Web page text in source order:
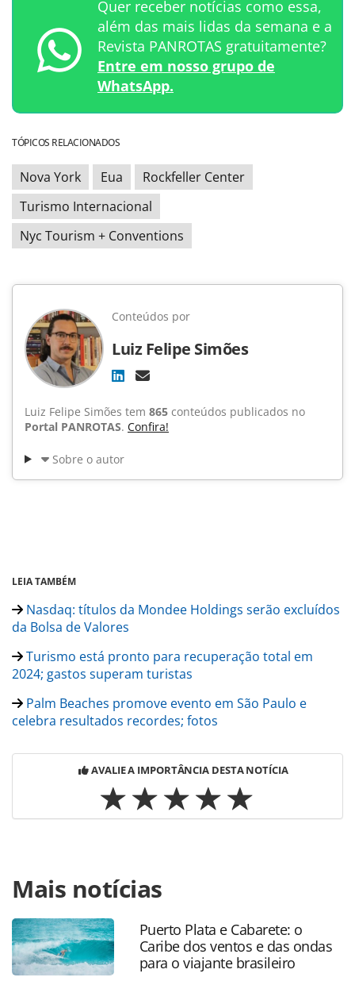
Quer receber notícias como essa,
além das mais lidas da semana e a
Revista PANROTAS gratuitamente?
Entre em nosso grupo de
WhatsApp.
TÓPICOS RELACIONADOS
Nova York Eua
Rockfeller Center
Turismo Internacional
Nyc Tourism + Conventions
Conteúdos por
Luiz Felipe Simões
Luiz Felipe Simões tem 865 conteúdos publicados no
Portal PANROTAS. Confira!
Sobre o autor
LEIA TAMBÉM
Nasdaq: títulos da Mondee Holdings serão excluídos
da Bolsa de Valores
Turismo está pronto para recuperação total em
2024; gastos superam turistas
Palm Beaches promove evento em São Paulo e
celebra resultados recordes; fotos
AVALIE A IMPORTÂNCIA DESTA NOTÍCIA
https://www.panrotas.com.br/mercado/destinos/2024/12/
city-tourism-promove-experiencia-tematica-e-destaca-
dados-do-turismo-brasileiro_212399.html ou as
ferramentas oferecidas na página. Todo o conteúdo
produzido pela PANROTAS Editora é protegido pela
legislação brasileira sobre direito autoral. Não reproduza o
Mais notícias
Puerto Plata e Cabarete: o
Caribe dos ventos e das ondas
para o viajante brasileiro